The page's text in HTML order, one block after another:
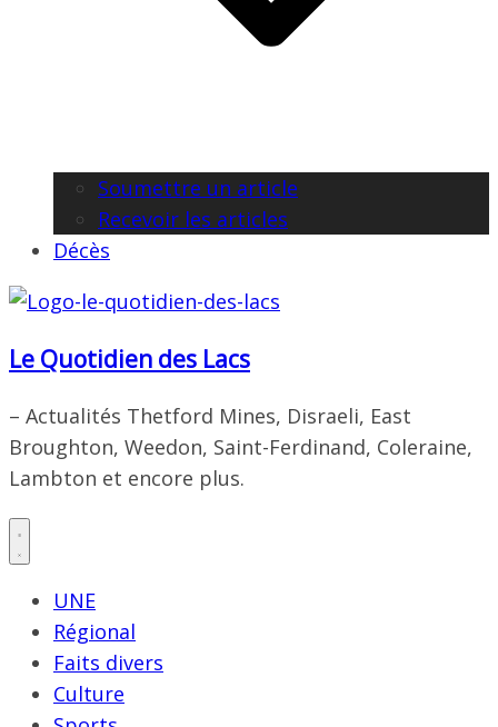
Soumettre un article
Recevoir les articles
Décès
Le Quotidien des Lacs
– Actualités Thetford Mines, Disraeli, East
Broughton, Weedon, Saint-Ferdinand, Coleraine,
Lambton et encore plus.
UNE
Régional
Faits divers
Culture